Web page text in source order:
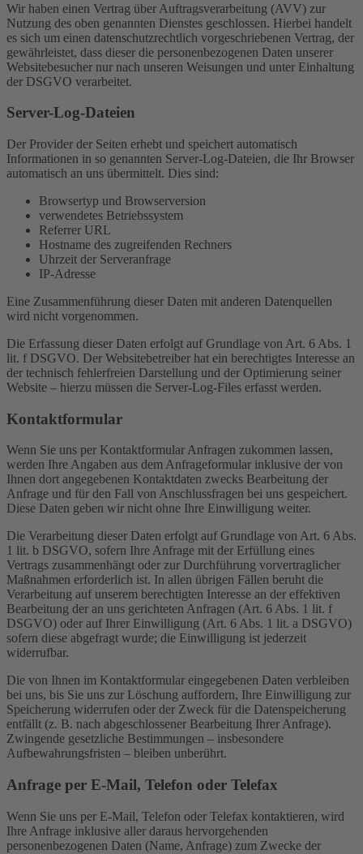
Wir haben einen Vertrag über Auftragsverarbeitung (AVV) zur
Nutzung des oben genannten Dienstes geschlossen. Hierbei handelt
es sich um einen datenschutzrechtlich vorgeschriebenen Vertrag, der
gewährleistet, dass dieser die personenbezogenen Daten unserer
Websitebesucher nur nach unseren Weisungen und unter Einhaltung
der DSGVO verarbeitet.
Server-Log-Dateien
Der Provider der Seiten erhebt und speichert automatisch
Informationen in so genannten Server-Log-Dateien, die Ihr Browser
automatisch an uns übermittelt. Dies sind:
Browsertyp und Browserversion
verwendetes Betriebssystem
Referrer URL
Hostname des zugreifenden Rechners
Uhrzeit der Serveranfrage
IP-Adresse
Eine Zusammenführung dieser Daten mit anderen Datenquellen
wird nicht vorgenommen.
Die Erfassung dieser Daten erfolgt auf Grundlage von Art. 6 Abs. 1
lit. f DSGVO. Der Websitebetreiber hat ein berechtigtes Interesse an
der technisch fehlerfreien Darstellung und der Optimierung seiner
Website – hierzu müssen die Server-Log-Files erfasst werden.
Kontaktformular
Wenn Sie uns per Kontaktformular Anfragen zukommen lassen,
werden Ihre Angaben aus dem Anfrageformular inklusive der von
Ihnen dort angegebenen Kontaktdaten zwecks Bearbeitung der
Anfrage und für den Fall von Anschlussfragen bei uns gespeichert.
Diese Daten geben wir nicht ohne Ihre Einwilligung weiter.
Die Verarbeitung dieser Daten erfolgt auf Grundlage von Art. 6 Abs.
1 lit. b DSGVO, sofern Ihre Anfrage mit der Erfüllung eines
Vertrags zusammenhängt oder zur Durchführung vorvertraglicher
Maßnahmen erforderlich ist. In allen übrigen Fällen beruht die
Verarbeitung auf unserem berechtigten Interesse an der effektiven
Bearbeitung der an uns gerichteten Anfragen (Art. 6 Abs. 1 lit. f
DSGVO) oder auf Ihrer Einwilligung (Art. 6 Abs. 1 lit. a DSGVO)
sofern diese abgefragt wurde; die Einwilligung ist jederzeit
widerrufbar.
Die von Ihnen im Kontaktformular eingegebenen Daten verbleiben
bei uns, bis Sie uns zur Löschung auffordern, Ihre Einwilligung zur
Speicherung widerrufen oder der Zweck für die Datenspeicherung
entfällt (z. B. nach abgeschlossener Bearbeitung Ihrer Anfrage).
Zwingende gesetzliche Bestimmungen – insbesondere
Aufbewahrungsfristen – bleiben unberührt.
Anfrage per E-Mail, Telefon oder Telefax
Wenn Sie uns per E-Mail, Telefon oder Telefax kontaktieren, wird
Ihre Anfrage inklusive aller daraus hervorgehenden
personenbezogenen Daten (Name, Anfrage) zum Zwecke der